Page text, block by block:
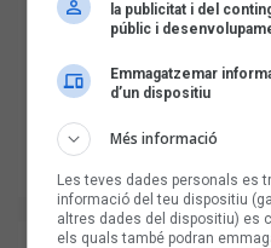
la publicitat i del
públic i
Emmagatzemar
d’un dispositiu
Més informació
Les teves dades personals es
informació del teu dispositiu
altres dades del dispositiu) es
els quals també podran